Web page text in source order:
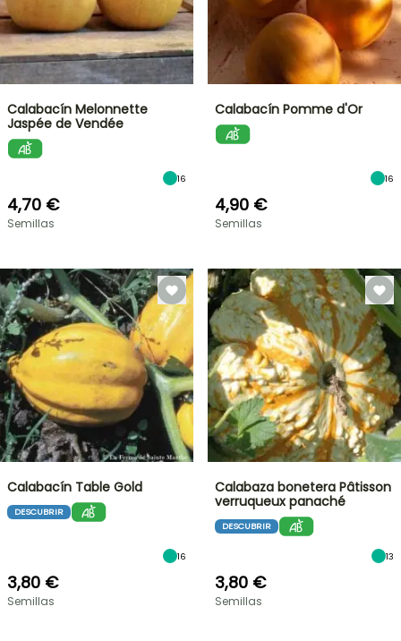
Calabacín Melonnette
Jaspée de Vendée
16
4,70 €
Semillas
Calabacín Pomme d'Or
16
4,90 €
Semillas
Calabacín Table Gold
DESCUBRIR
16
3,80 €
Semillas
Calabaza bonetera Pâtisson
verruqueux panaché
DESCUBRIR
13
3,80 €
Semillas